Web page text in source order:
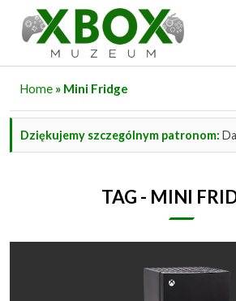
Home » Mini Fridge
Dziękujemy szczególnym patronom:
TAG - MINI